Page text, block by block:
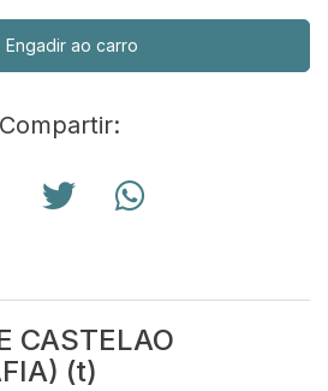
Engadir ao carro
Compartir:
CASTELAO
(t)